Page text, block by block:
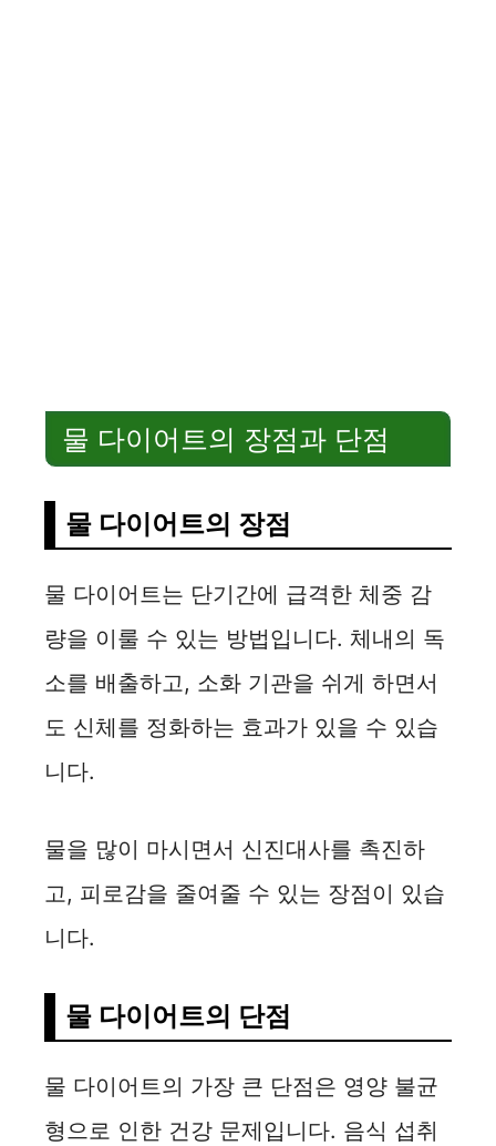
물 다이어트의 장점과 단점
물 다이어트의 장점
물 다이어트는 단기간에 급격한 체중 감
량을 이룰 수 있는 방법입니다. 체내의 독
소를 배출하고, 소화 기관을 쉬게 하면서
도 신체를 정화하는 효과가 있을 수 있습
니다.
물을 많이 마시면서 신진대사를 촉진하
고, 피로감을 줄여줄 수 있는 장점이 있습
니다.
물 다이어트의 단점
물 다이어트의 가장 큰 단점은 영양 불균
형으로 인한 건강 문제입니다. 음식 섭취